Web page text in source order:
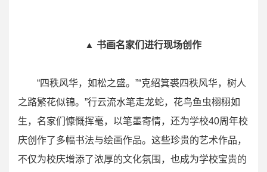
▲ 书画名家们进行现场创作
“四秩风华，如松之盛。”“克绍箕裘四秩风华，树人
之路繁花似锦。”行云流水笔走龙蛇，花鸟鱼虫栩栩如
生，名家们慷慨挥毫，以笔墨寄情，还为学校40周年校
庆创作了多幅书法与绘画作品。这些珍贵的艺术作品，
不仅为校庆增添了浓厚的文化氛围，也成为学校宝贵的